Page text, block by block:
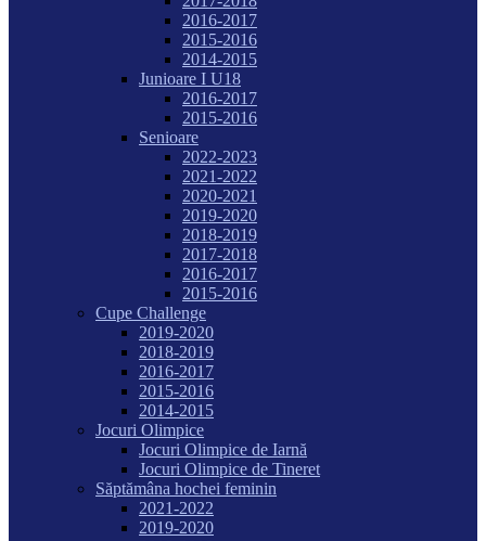
2016-2017
2015-2016
2014-2015
Junioare I U18
2016-2017
2015-2016
Senioare
2022-2023
2021-2022
2020-2021
2019-2020
2018-2019
2017-2018
2016-2017
2015-2016
Cupe Challenge
2019-2020
2018-2019
2016-2017
2015-2016
2014-2015
Jocuri Olimpice
Jocuri Olimpice de Iarnă
Jocuri Olimpice de Tineret
Săptămâna hochei feminin
2021-2022
2019-2020